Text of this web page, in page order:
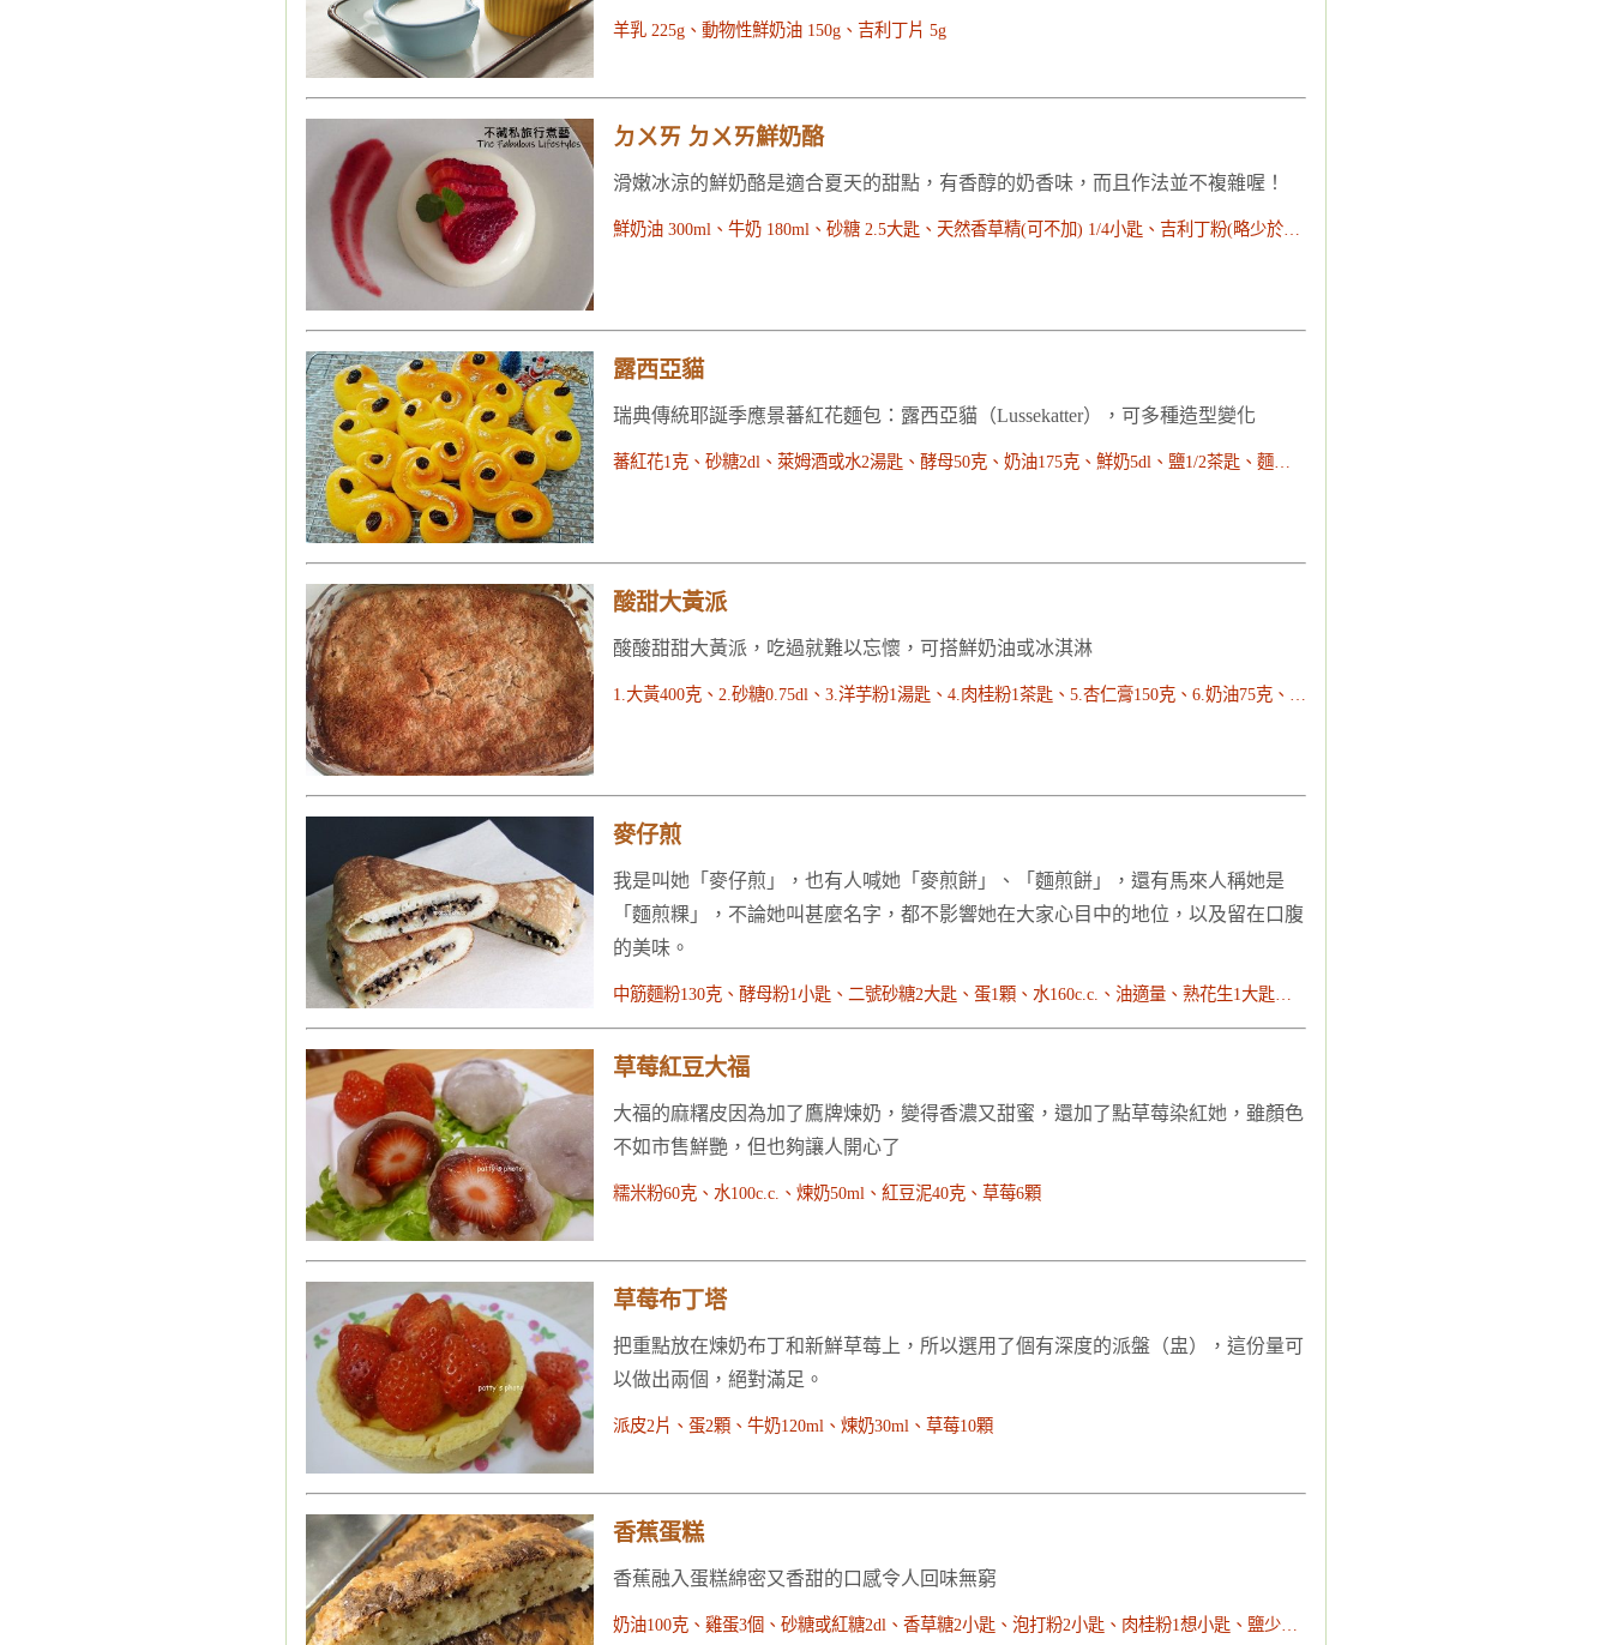
羊乳 225g、動物性鮮奶油 150g、吉利丁片 5g
ㄉㄨㄞ ㄉㄨㄞ鮮奶酪
滑嫩冰涼的鮮奶酪是適合夏天的甜點，有香醇的奶香味，而且作法並不複雜喔！
露西亞貓
瑞典傳統耶誕季應景蕃紅花麵包：露西亞貓（Lussekatter），可多種造型變化
酸甜大黃派
酸酸甜甜大黃派，吃過就難以忘懷，可搭鮮奶油或冰淇淋
麥仔煎
我是叫她「麥仔煎」，也有人喊她「麥煎餅」、「麵煎餅」，還有馬來人稱她是
「麵煎粿」，不論她叫甚麼名字，都不影響她在大家心目中的地位，以及留在口腹
的美味。
草莓紅豆大福
大福的麻糬皮因為加了鷹牌煉奶，變得香濃又甜蜜，還加了點草莓染紅她，雖顏色
不如市售鮮艷，但也夠讓人開心了
糯米粉60克、水100c.c.、煉奶50ml、紅豆泥40克、草莓6顆
草莓布丁塔
把重點放在煉奶布丁和新鮮草莓上，所以選用了個有深度的派盤（盅），這份量可
以做出兩個，絕對滿足。
派皮2片、蛋2顆、牛奶120ml、煉奶30ml、草莓10顆
香蕉蛋糕
香蕉融入蛋糕綿密又香甜的口感令人回味無窮